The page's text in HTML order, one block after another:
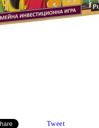
Tweet